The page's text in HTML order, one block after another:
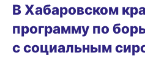
В Хабаровском
программу по
с социальным